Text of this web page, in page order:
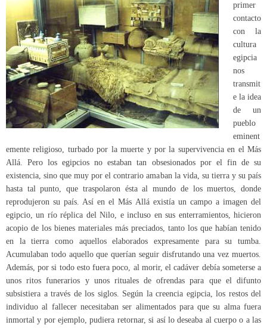
primer
contacto
con la
cultura
egipcia
nos
transmit
e la idea
de un
pueblo
eminent
emente religioso, turbado por la muerte y por la supervivencia en el Más
Allá. Pero los egipcios no estaban tan obsesionados por el fin de su
existencia, sino que muy por el contrario amaban la vida, su tierra y su país
hasta tal punto, que traspolaron ésta al mundo de los muertos, donde
reprodujeron su país. Así en el Más Allá existía un campo a imagen del
egipcio, un río réplica del Nilo, e incluso en sus enterramientos, hicieron
acopio de los bienes materiales más preciados, tanto los que habían tenido
en la tierra como aquellos elaborados expresamente para su tumba.
Acumulaban todo aquello que querían seguir disfrutando una vez muertos.
Además, por si todo esto fuera poco, al morir, el cadáver debía someterse a
unos ritos funerarios y unos rituales de ofrendas para que el difunto
subsistiera a través de los siglos. Según la creencia egipcia, los restos del
individuo al fallecer necesitaban ser alimentados para que su alma fuera
inmortal y por ejemplo, pudiera retornar, si así lo deseaba al cuerpo o a las